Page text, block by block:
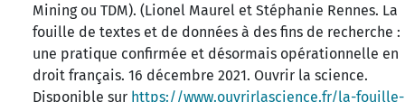
Mining ou TDM). (Lionel Maurel et Stéphanie Rennes. La
fouille de textes et de données à des fins de recherche :
une pratique confirmée et désormais opérationnelle en
droit français. 16 décembre 2021. Ouvrir la science.
Disponible sur https://www.ouvrirlascience.fr/la-fouille-